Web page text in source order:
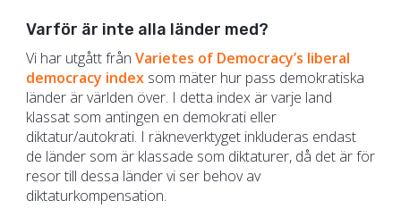
Varför är inte alla länder med?
Vi har utgått från Varietes of Democracy’s liberal
democracy index som mäter hur pass demokratiska
länder är världen över. I detta index är varje land
klassat som antingen en demokrati eller
diktatur/autokrati. I räkneverktyget inkluderas endast
de länder som är klassade som diktaturer, då det är för
resor till dessa länder vi ser behov av
diktaturkompensation.